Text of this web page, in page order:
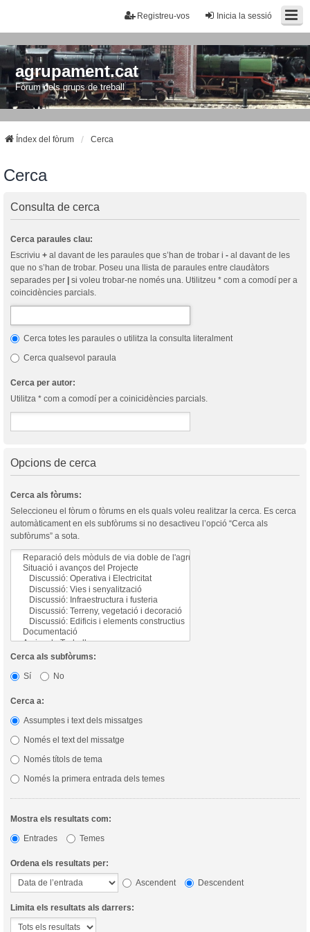
Inicia la sessió
Registreu-vos
agrupament.cat
Fòrum dels grups de treball
Índex del fòrum Cerca
Cerca
Consulta de cerca
Cerca paraules clau:
Escriviu + al davant de les paraules que s’han de trobar i - al davant de les
que no s’han de trobar. Poseu una llista de paraules entre claudàtors
separades per | si voleu trobar-ne només una. Utilitzeu * com a comodí per a
coincidències parcials.
Cerca totes les paraules o utilitza la consulta literalment
Cerca qualsevol paraula
Cerca per autor:
Utilitza * com a comodí per a coinicidències parcials.
Opcions de cerca
Cerca als fòrums:
Seleccioneu el fòrum o fòrums en els quals voleu realitzar la cerca. Es cerca
automàticament en els subfòrums si no desactiveu l’opció “Cerca als
subfòrums” a sota.
Cerca als subfòrums:
Sí
No
Cerca a:
Assumptes i text dels missatges
Només el text del missatge
Només títols de tema
Només la primera entrada dels temes
Mostra els resultats com:
Entrades
Temes
Ordena els resultats per:
Ascendent
Descendent
Limita els resultats als darrers: